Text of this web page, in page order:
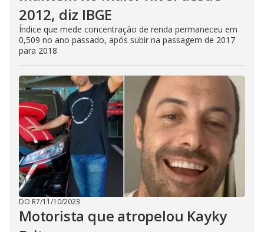
2012, diz IBGE
Índice que mede concentração de renda permaneceu em
0,509 no ano passado, após subir na passagem de 2017
para 2018
DO R7/11/10/2023
Motorista que atropelou Kayky